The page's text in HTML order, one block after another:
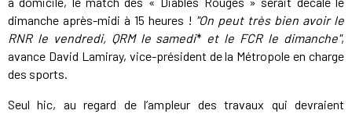
dimanche après-midi à 15 heures ! "On peut très bien avoir le
RNR le vendredi, QRM le samedi*et le FCR le dimanche",
avance David Lamiray, vice-président de la Métropole en charge
des sports.
Seul hic, au regard de l’ampleur des travaux qui devraient